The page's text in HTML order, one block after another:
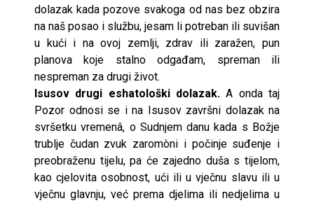
dolazak kada pozove svakoga od nas bez obzira
na naš posao i službu, jesam li potreban ili suvišan
u kući i na ovoj zemlji, zdrav ili zaražen, pun
planova koje stalno odgađam, spreman ili
nespreman za drugi život.
Isusov drugi eshatološki dolazak. A onda taj
Pozor odnosi se i na Isusov završni dolazak na
svršetku vremenâ, o Sudnjem danu kada s Božje
trublje čudan zvuk zaromòni i počinje suđenje i
preobraženu tijelu, pa će zajedno duša s tijelom,
kao cjelovita osobnost, ući ili u vječnu slavu ili u
vječnu glavnju, već prema djelima ili nedjelima u